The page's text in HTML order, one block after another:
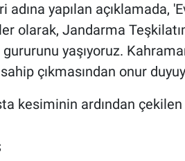
adına yapılan açıklamada,
olarak, Jandarma
yaşıyoruz.
çıkmasından onur
kesiminin ardından